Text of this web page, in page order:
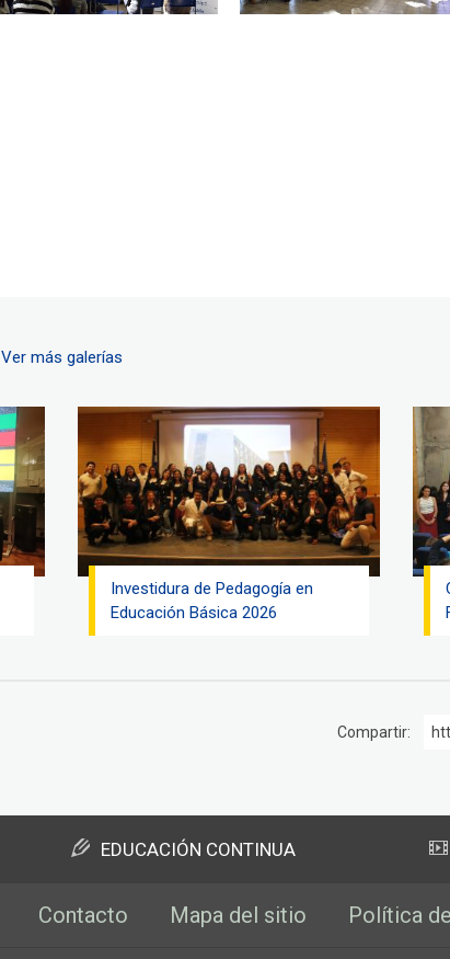
Ver más galerías
Investidura de Pedagogía en
Educación Básica 2026
Compartir:
EDUCACIÓN CONTINUA
Contacto Mapa del sitio Política